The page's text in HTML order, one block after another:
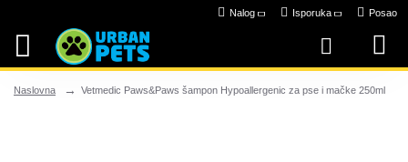
Nalog Isporuka Posao
Naslovna Vetmedic Paws&Paws šampon Hypoallergenic za pse i mačke 250ml